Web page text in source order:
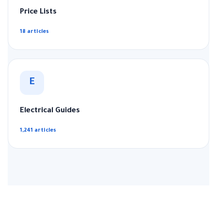
Price Lists
18 articles
E
Electrical Guides
1,241 articles